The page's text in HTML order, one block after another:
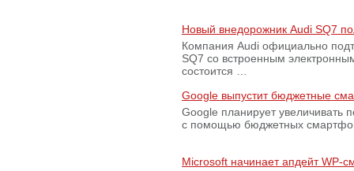
Новый внедорожник Audi SQ7
Компания Audi официально
SQ7 со встроенным
состоится …
Google выпустит бюджетные
Google планирует увеличивать
с помощью бюджетных
Microsoft начинает апдейт WP-